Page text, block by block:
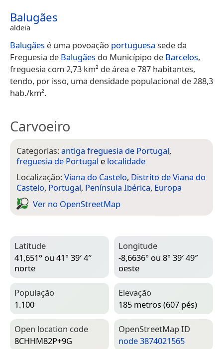
Balugães
aldeia
Balugães é uma povoação portuguesa sede da
Freguesia de Balugães do Municípipo de Barcelos,
freguesia com 2,73 km² de área e 787 habitantes,
tendo, por isso, uma densidade populacional de 288,3
hab./km².
Carvoeiro
Categorias:antiga freguesia de Portugal,
freguesia de Portugal e localidade
Localização:Viana do Castelo, Distrito de Viana do
Castelo, Portugal, Península Ibérica, Europa
Ver no Open­Street­Map
Latitude
41,651° ou 41° 39′ 4″
norte
Longitude
-8,6636° ou 8° 39′ 49″
oeste
População
1.100
Elevação
185 metros (607 pés)
Open location code
8CHHM82P+9G
Open­Street­Map ID
node 3874021565